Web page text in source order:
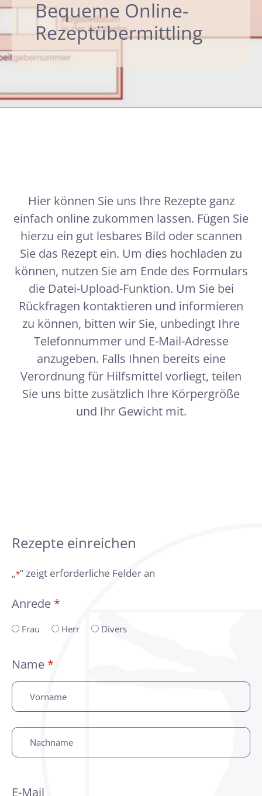
Bequeme Online-
Rezeptübermittling
Hier können Sie uns Ihre Rezepte ganz
einfach online zukommen lassen. Fügen Sie
hierzu ein gut lesbares Bild oder scannen
Sie das Rezept ein. Um dies hochladen zu
können, nutzen Sie am Ende des Formulars
die Datei-Upload-Funktion. Um Sie bei
Rückfragen kontaktieren und informieren
zu können, bitten wir Sie, unbedingt Ihre
Telefonnummer und E-Mail-Adresse
anzugeben. Falls Ihnen bereits eine
Verordnung für Hilfsmittel vorliegt, teilen
Sie uns bitte zusätzlich Ihre Körpergröße
und Ihr Gewicht mit.
Rezepte einreichen
„*“ zeigt erforderliche Felder an
Anrede *
A
e
d
*
Frau Herr Divers
Name *
V
r
n
m
*
N
c
n
E-Mail